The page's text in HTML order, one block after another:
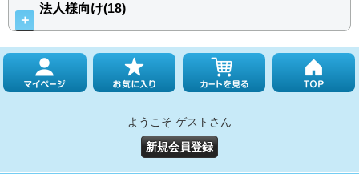
＋
法人様向け(18)
ようこそ ゲストさん
新規会員登録